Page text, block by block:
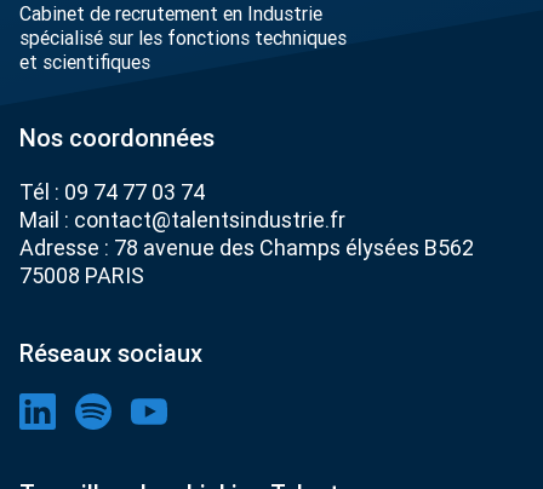
Cabinet de recrutement en Industrie
spécialisé sur les fonctions techniques
et scientifiques
Nos coordonnées
Tél : 09 74 77 03 74
Mail : contact@talentsindustrie.fr
Adresse : 78 avenue des Champs élysées B562
75008 PARIS
Réseaux sociaux